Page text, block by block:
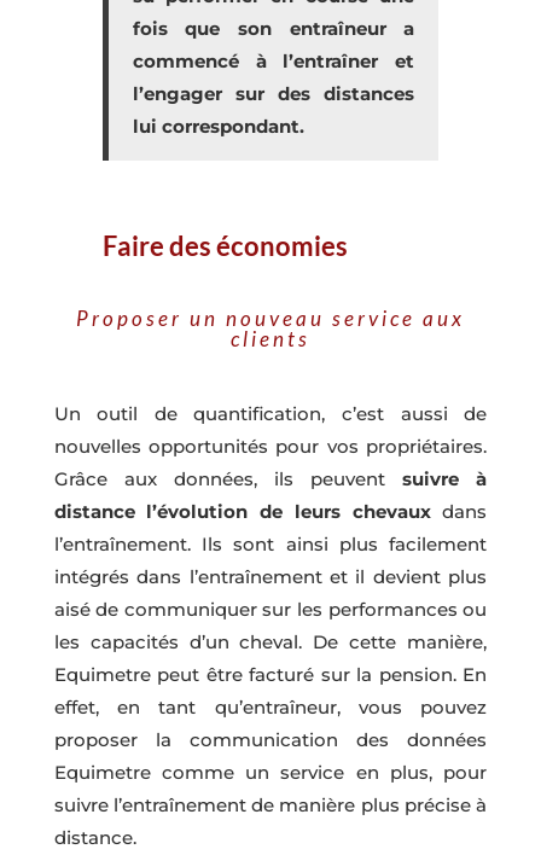
fois que son entraîneur a
commencé à l’entraîner et
l’engager sur des distances
lui correspondant.
Faire des économies
Proposer un nouveau service aux
clients
Un outil de quantification, c’est aussi de
nouvelles opportunités pour vos propriétaires.
Grâce aux données, ils peuventsuivre à
distance l’évolution de leurs chevauxdans
l’entraînement. Ils sont ainsi plus facilement
intégrés dans l’entraînement et il devient plus
aisé de communiquer sur les performances ou
les capacités d’un cheval. De cette manière,
Equimetre peut être facturé sur la pension. En
effet, en tant qu’entraîneur, vous pouvez
proposer la communication des données
Equimetre comme un service en plus, pour
suivre l’entraînement de manière plus précise à
distance.